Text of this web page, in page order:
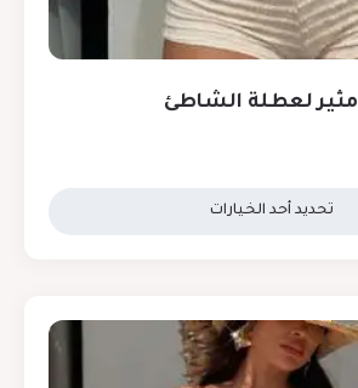
لعطلة الشاطئ
تحديد أحد الخيارات